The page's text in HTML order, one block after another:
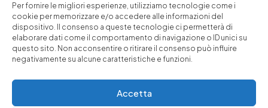
Per fornire le migliori esperienze, utilizziamo tecnologie come i
cookie per memorizzare e/o accedere alle informazioni del
dispositivo. Il consenso a queste tecnologie ci permetterà di
elaborare dati come il comportamento di navigazione o ID unici su
questo sito. Non acconsentire o ritirare il consenso può influire
negativamente su alcune caratteristiche e funzioni.
Accetta
Chi siamo
Servizi di tutela legale
Notizie e approfondimenti